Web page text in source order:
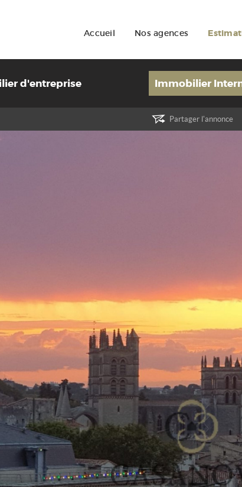
Accueil Nos agences
d'entreprise Immobilier
Partager l'annonce